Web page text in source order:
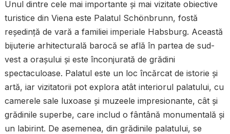
Unul dintre cele mai importante și mai vizitate obiective
turistice din Viena este Palatul Schönbrunn, fostă
reședință de vară a familiei imperiale Habsburg. Această
bijuterie arhitecturală barocă se află în partea de sud-
vest a orașului și este înconjurată de grădini
spectaculoase. Palatul este un loc încărcat de istorie și
artă, iar vizitatorii pot explora atât interiorul palatului, cu
camerele sale luxoase și muzeele impresionante, cât și
grădinile superbe, care includ o fântână monumentală și
un labirint. De asemenea, din grădinile palatului, se